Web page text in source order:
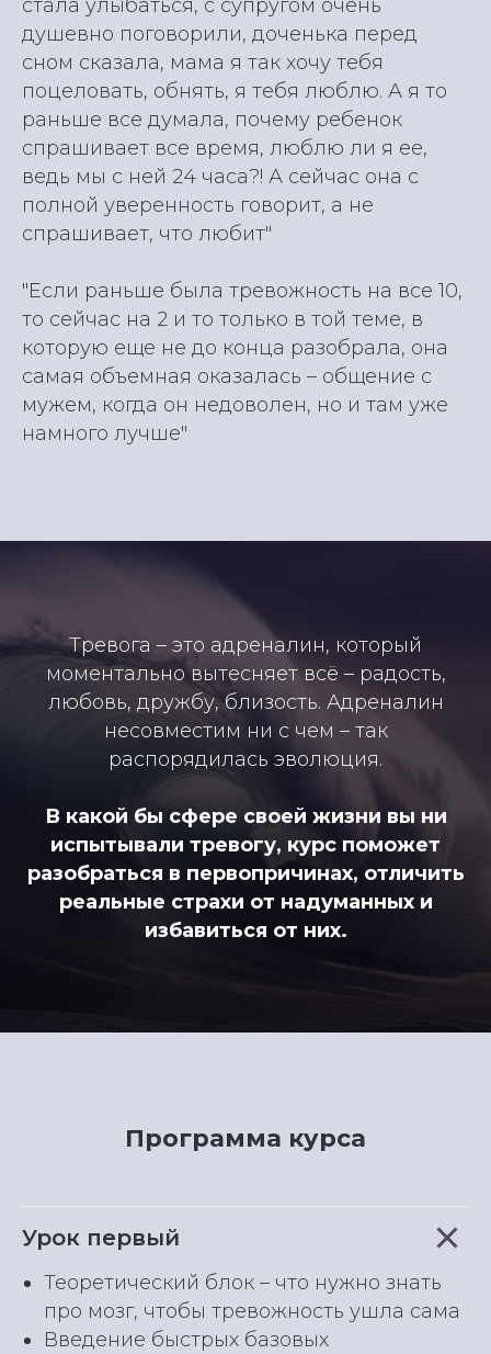
стала улыбаться, с супругом очень
душевно поговорили, доченька перед
сном сказала, мама я так хочу тебя
поцеловать, обнять, я тебя люблю. А я то
раньше все думала, почему ребенок
спрашивает все время, люблю ли я ее,
ведь мы с ней 24 часа?! А сейчас она с
полной уверенность говорит, а не
спрашивает, что любит"
"Если раньше была тревожность на все 10,
то сейчас на 2 и то только в той теме, в
которую еще не до конца разобрала, она
самая объемная оказалась – общение с
мужем, когда он недоволен, но и там уже
намного лучше"
Тревога – это адреналин, который
моментально вытесняет всё – радость,
любовь, дружбу, близость. Адреналин
несовместим ни с чем – так
распорядилась эволюция.
В какой бы сфере своей жизни вы ни
испытывали тревогу, курс поможет
разобраться в первопричинах, отличить
реальные страхи от надуманных и
избавиться от них.
Программа курса
Урок первый
Теоретический блок – что нужно знать
про мозг, чтобы тревожность ушла сама
Введение быстрых базовых